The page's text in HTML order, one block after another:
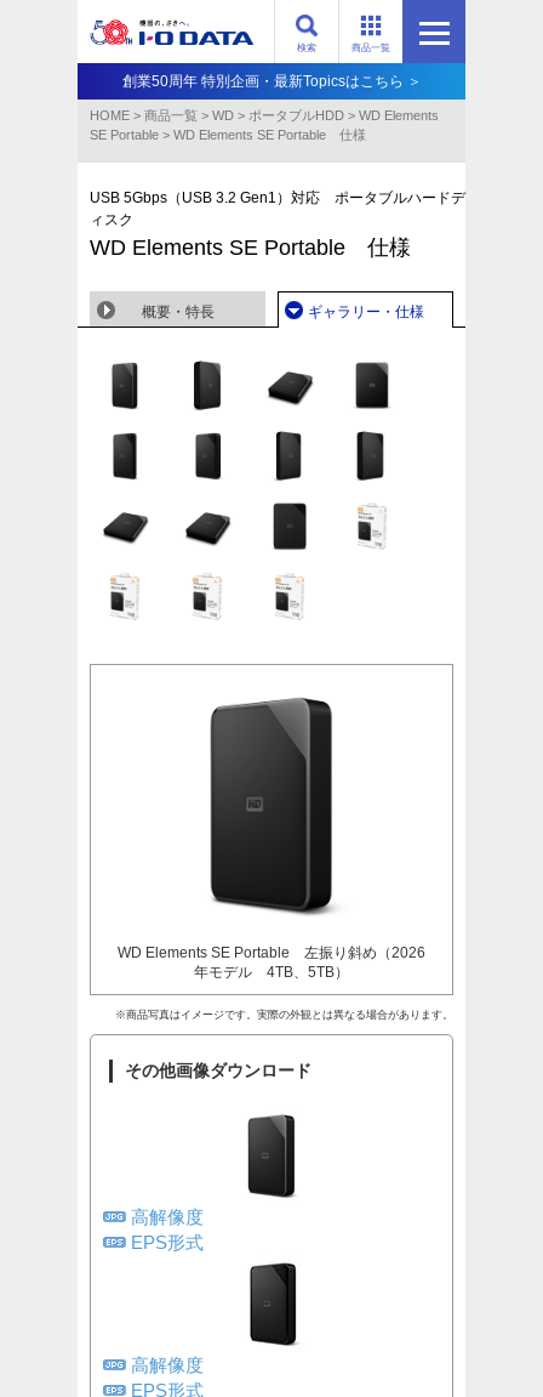
商品一覧
検索
創業50周年 特別企画・最新Topicsはこちら ＞
HOME > 商品一覧 > WD > ポータブルHDD > WD Elements
SE Portable > WD Elements SE Portable 仕様
USB 5Gbps（USB 3.2 Gen1）対応 ポータブルハードデ
ィスク
WD Elements SE Portable 仕様
概要・特長 ギャラリー・仕様
WD Elements SE Portable 左振り斜め（2026
年モデル 4TB、5TB）
※商品写真はイメージです。実際の外観とは異なる場合があります。
その他画像ダウンロード
高解像度
EPS形式
高解像度
EPS形式